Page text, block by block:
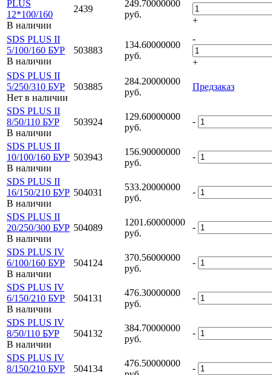
PLUS
12*100/160
В наличии
2439
249.70000000
руб.
+
SDS PLUS II
5/100/160 БУР
В наличии
503883
134.60000000
руб.
-
+
SDS PLUS II
5/250/310 БУР
Нет в наличии
503885
284.20000000
руб.
Предзаказ
SDS PLUS II
8/50/110 БУР
В наличии
503924
129.60000000
руб.
-
SDS PLUS II
10/100/160 БУР
В наличии
503943
156.90000000
руб.
-
SDS PLUS II
16/150/210 БУР
В наличии
504031
533.20000000
руб.
-
SDS PLUS II
20/250/300 БУР
В наличии
504089
1201.60000000
руб.
-
SDS PLUS IV
6/100/160 БУР
В наличии
504124
370.56000000
руб.
-
SDS PLUS IV
6/150/210 БУР
В наличии
504131
476.30000000
руб.
-
SDS PLUS IV
8/50/110 БУР
В наличии
504132
384.70000000
руб.
-
SDS PLUS IV
8/150/210 БУР
504134
476.50000000
-